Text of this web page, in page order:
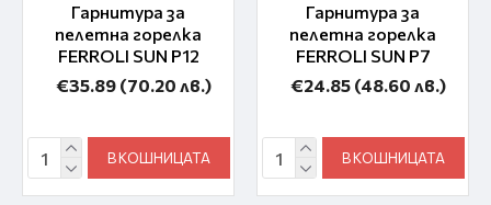
Гарнитура за
пелетна горелка
FERROLI SUN P12
€35.89 (70.20 лв.)
В КОШНИЦАТА
Гарнитура за
пелетна горелка
FERROLI SUN P7
€24.85 (48.60 лв.)
В КОШНИЦАТА